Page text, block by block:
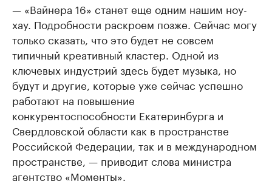
— «Вайнера 16» станет еще одним нашим ноу-
хау. Подробности раскроем позже. Сейчас могу
только сказать, что это будет не совсем
типичный креативный кластер. Одной из
ключевых индустрий здесь будет музыка, но
будут и другие, которые уже сейчас успешно
работают на повышение
конкурентоспособности Екатеринбурга и
Свердловской области как в пространстве
Российской Федерации, так и в международном
пространстве, — приводит слова министра
агентство «Моменты».